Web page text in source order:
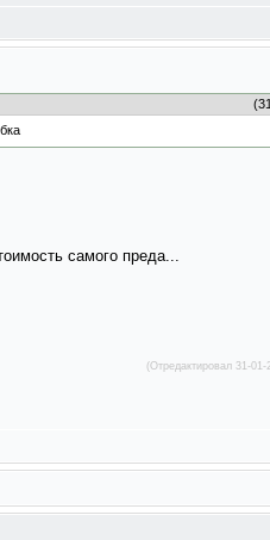
самого преда...
(Отредактировал 31-01-